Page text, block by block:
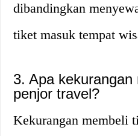
dibandingkan
tiket masuk tempat
3. Apa
penjor travel?
Kekurangan membeli